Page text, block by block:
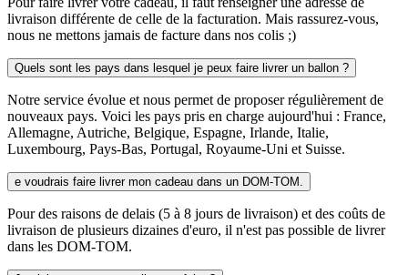
livraison différente de celle de la facturation. Mais rassurez-vous,
nous ne mettons jamais de facture dans nos colis ;)
Quels sont les pays dans lesquel je peux faire livrer un ballon ?
Notre service évolue et nous permet de proposer régulièrement de
nouveaux pays. Voici les pays pris en charge aujourd'hui : France,
Allemagne, Autriche, Belgique, Espagne, Irlande, Italie,
Luxembourg, Pays-Bas, Portugal, Royaume-Uni et Suisse.
e voudrais faire livrer mon cadeau dans un DOM-TOM.
Pour des raisons de delais (5 à 8 jours de livraison) et des coûts de
livraison de plusieurs dizaines d'euro, il n'est pas possible de livrer
dans les DOM-TOM.